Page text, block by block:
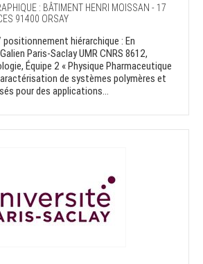
: BÂTIMENT HENRI MOISSAN - 17
91400 ORSAY
hiérarchique : En
Paris-Saclay UMR CNRS 8612,
Équipe 2 « Physique Pharmaceutique
de systèmes polymères et
pour des applications...